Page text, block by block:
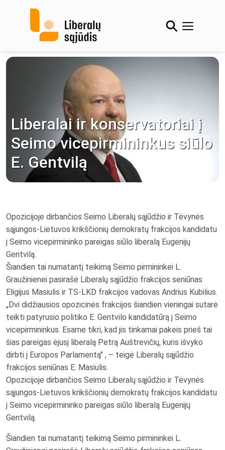
Liberalai ir konservatoriai į
Seimo vicepirmininkus siūlo
E. Gentvilą
Opozicijoje dirbančios Seimo Liberalų sąjūdžio ir Tėvynės
sąjungos-Lietuvos krikščionių demokratų frakcijos kandidatu
į Seimo vicepirmininko pareigas siūlo liberalą Eugenijų
Gentvilą.
Šiandien tai numatantį teikimą Seimo pirmininkei L.
Graužinienei pasirašė Liberalų sąjūdžio frakcijos seniūnas
Eligijus Masiulis ir TS-LKD frakcijos vadovas Andrius Kubilius.
„Dvi didžiausios opozicinės frakcijos šiandien vieningai sutarė
teikti patyrusio politiko E. Gentvilo kandidatūrą į Seimo
vicepirmininkus. Esame tikri, kad jis tinkamai pakeis prieš tai
šias pareigas ėjusį liberalą Petrą Auštrevičių, kuris išvyko
dirbti į Europos Parlamentą" , – teigė Liberalų sąjūdžio
frakcijos seniūnas E. Masiulis.
Opozicijoje dirbančios Seimo Liberalų sąjūdžio ir Tėvynės
sąjungos-Lietuvos krikščionių demokratų frakcijos kandidatu
į Seimo vicepirmininko pareigas siūlo liberalą Eugenijų
Gentvilą.
Šiandien tai numatantį teikimą Seimo pirmininkei L.